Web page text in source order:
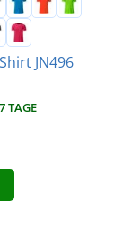
JN496
TAGE